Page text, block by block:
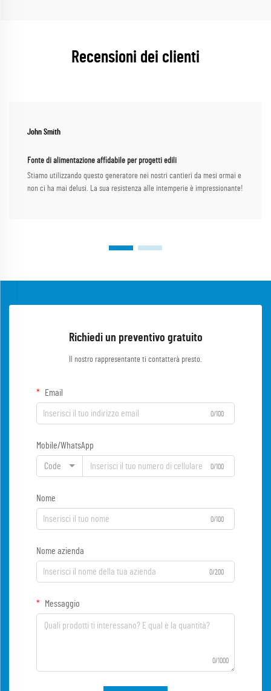
Recensioni dei clienti
John Smith
Fonte di alimentazione affidabile per progetti edili
Stiamo utilizzando questo generatore nei nostri cantieri da mesi ormai e
non ci ha mai delusi. La sua resistenza alle intemperie è impressionante!
Richiedi un preventivo gratuito
Il nostro rappresentante ti contatterà presto.
Email
0/100
Mobile/WhatsApp
Code 0/100
Nome
0/100
Nome azienda
0/200
Messaggio
0/1000